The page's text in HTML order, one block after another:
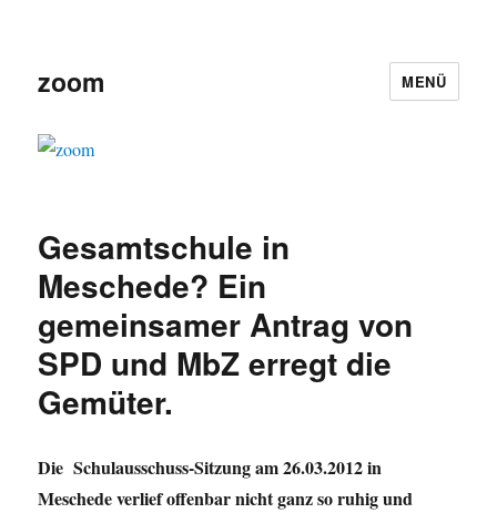
zoom MENÜ
Gesamtschule in
Meschede? Ein
gemeinsamer Antrag von
SPD und MbZ erregt die
Gemüter.
Die Schulausschuss-Sitzung am 26.03.2012 in
Meschede verlief offenbarnicht ganz so ruhig und